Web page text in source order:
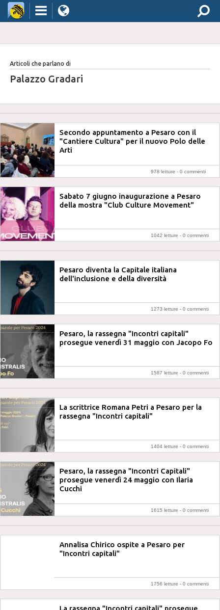
Articoli che parlano di
Palazzo Gradari
Secondo appuntamento a Pesaro con il
"Cantiere Cultura" per il nuovo Polo delle
Arti
978 letture - 0 commenti
Sabato 7 giugno inaugurazione a Pesaro
della mostra "Club Culture Movement"
1042 letture - 0 commenti
Pesaro diventa la Capitale italiana
dell'inclusione e della diversità
1273 letture - 0 commenti
Pesaro, la rassegna "Incontri capitali"
prosegue venerdì 31 maggio con Jacopo Fo
1587 letture - 0 commenti
La scrittrice Romana Petri a Pesaro per la
rassegna "Incontri capitali"
1404 letture - 0 commenti
Pesaro, la rassegna "Incontri Capitali"
prosegue venerdì 24 maggio con Ilaria
Cucchi
1615 letture - 0 commenti
Annalisa Chirico ospite a Pesaro per
"Incontri capitali"
1756 letture - 0 commenti
La rassegna "Incontri capitali" prosegue